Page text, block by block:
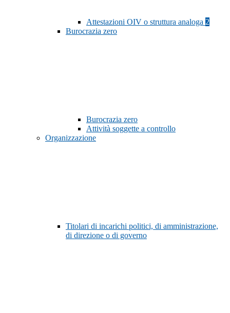
Attestazioni OIV o struttura analoga 2
Burocrazia zero
Burocrazia zero
Attività soggette a controllo
Organizzazione
Titolari di incarichi politici, di amministrazione,
di direzione o di governo